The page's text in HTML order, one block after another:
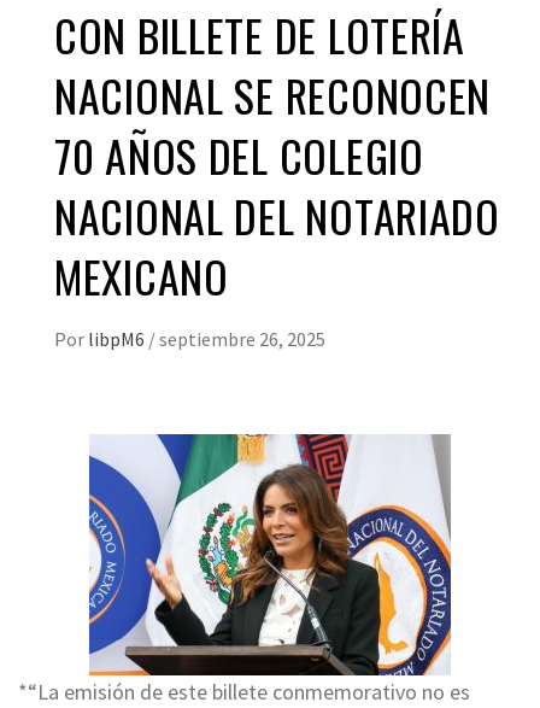
CON BILLETE DE LOTERÍA
NACIONAL SE RECONOCEN
70 AÑOS DEL COLEGIO
NACIONAL DEL NOTARIADO
MEXICANO
Por libpM6 /septiembre 26, 2025
*“La emisión de este billete conmemorativo no es